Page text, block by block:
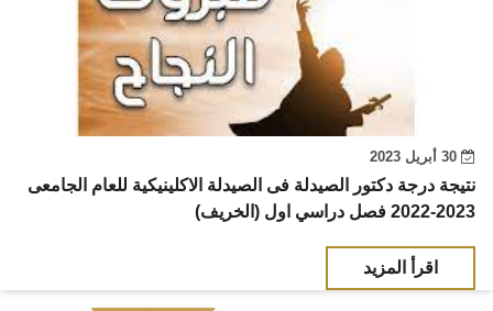
نتيجة درجة دكتور الصيدلة فى الصيدلة الاكلينيكية للعام الجامعى
2023-2022 فصل دراسي اول (الخريف)
اقرأ المزيد